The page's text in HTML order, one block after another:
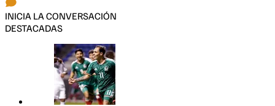
INICIA LA CONVERSACIÓN
DESTACADAS